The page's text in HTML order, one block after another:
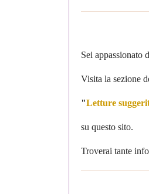
Sei appassionato
Visita la sezione
"Letture
su questo sito.
Troverai tante